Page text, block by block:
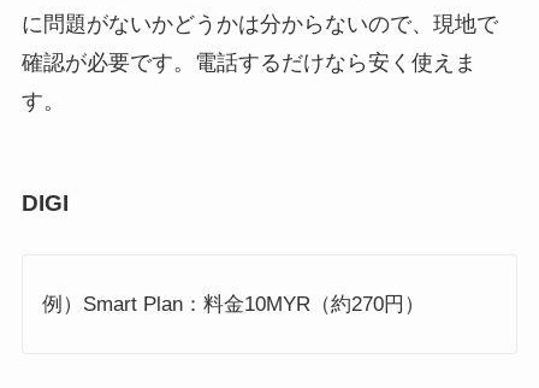
に問題がないかどうかは分からないので、現地で
確認が必要です。電話するだけなら安く使えま
す。
DIGI
例）Smart Plan：料金10MYR（約270円）